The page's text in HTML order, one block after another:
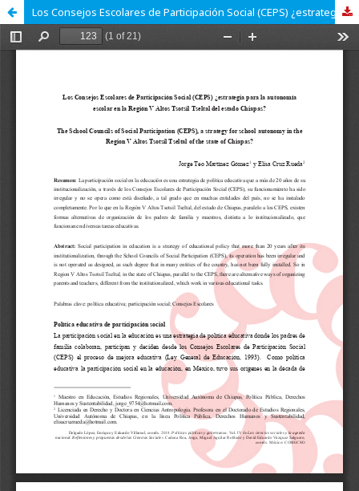
Los Consejos Escolares de Participación Social (CEPS) ¿estrategia para la autonomía escolar en la Región V Altos Tsotsil Tseltal del estado Chiapas?